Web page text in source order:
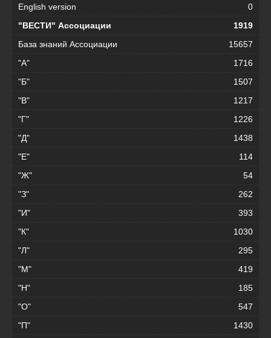
English version
0
"ВЕСТИ" Ассоциации
1919
База знаний Ассоциации
15657
"А"
1716
"Б"
1507
"В"
1217
"Г"
1226
"Д"
1438
"Е"
114
"Ж"
54
"З"
262
"И"
393
"К"
1030
"Л"
295
"М"
419
"Н"
185
"О"
547
"П"
1430